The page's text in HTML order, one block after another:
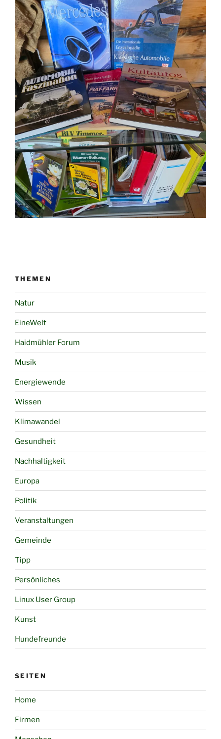
THEMEN
Natur
EineWelt
Haidmühler Forum
Musik
Energiewende
Wissen
Klimawandel
Gesundheit
Nachhaltigkeit
Europa
Politik
Veranstaltungen
Gemeinde
Tipp
Persönliches
Linux User Group
Kunst
Hundefreunde
SEITEN
Home
Firmen